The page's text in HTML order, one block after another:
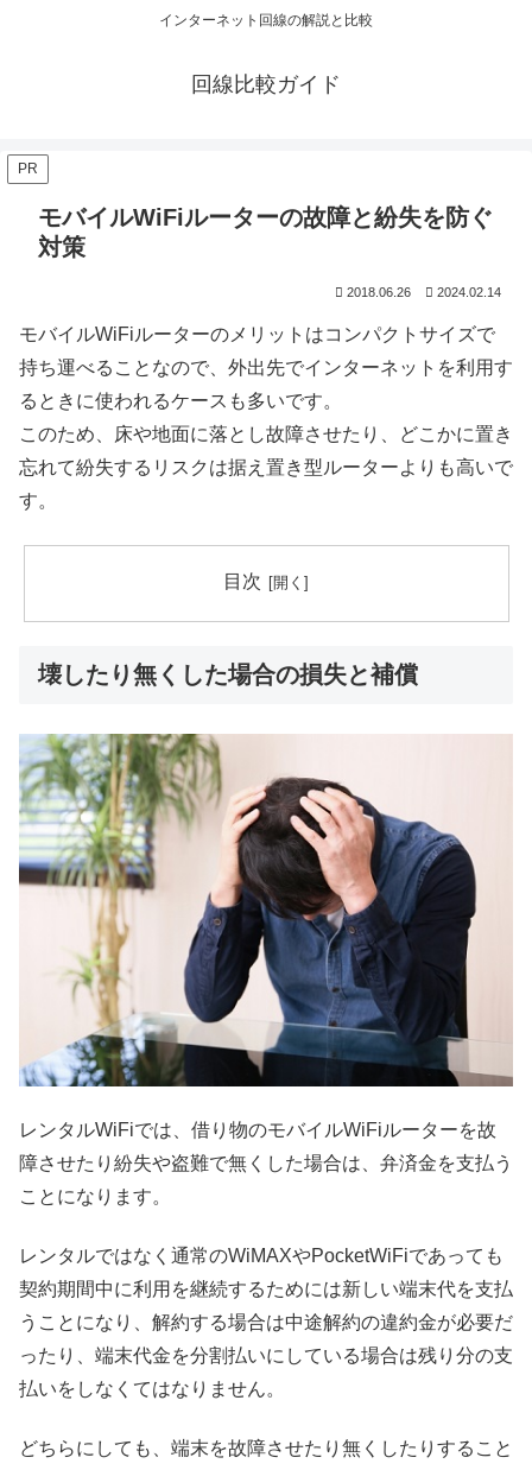
インターネット回線の解説と比較
回線比較ガイド
PR
モバイルWiFiルーターの故障と紛失を防ぐ
対策
2018.06.26 2024.02.14
モバイルWiFiルーターのメリットはコンパクトサイズで
持ち運べることなので、外出先でインターネットを利用す
るときに使われるケースも多いです。
このため、床や地面に落とし故障させたり、どこかに置き
忘れて紛失するリスクは据え置き型ルーターよりも高いで
す。
目次
壊したり無くした場合の損失と補償
レンタルWiFiでは、借り物のモバイルWiFiルーターを故
障させたり紛失や盗難で無くした場合は、弁済金を支払う
ことになります。
レンタルではなく通常のWiMAXやPocketWiFiであっても
契約期間中に利用を継続するためには新しい端末代を支払
うことになり、解約する場合は中途解約の違約金が必要だ
ったり、端末代金を分割払いにしている場合は残り分の支
払いをしなくてはなりません。
どちらにしても、端末を故障させたり無くしたりすること